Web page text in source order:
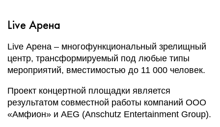
Live Арена
Live Арена – многофункциональный зрелищный
центр, трансформируемый под любые типы
мероприятий, вместимостью до 11 000 человек.
Проект концертной площадки является
результатом совместной работы компаний ООО
«Амфион» и AEG (Anschutz Entertainment Group).